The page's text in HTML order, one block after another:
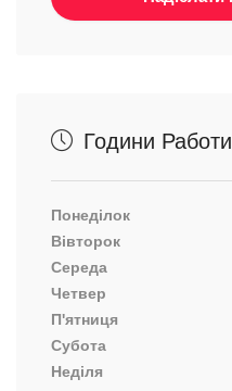
Години Работи
Понеділок
Вівторок
Середа
Четвер
П'ятниця
Субота
Неділя